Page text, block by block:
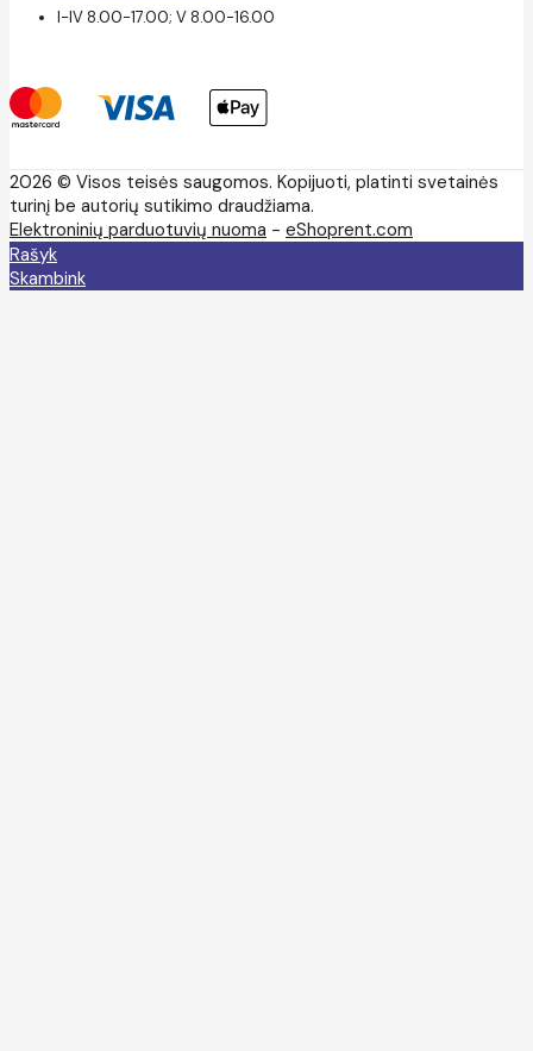
I-IV 8.00-17.00; V 8.00-16.00
2026 © Visos teisės saugomos. Kopijuoti, platinti svetainės
turinį be autorių sutikimo draudžiama.
Elektroninių parduotuvių nuoma - eShoprent.com
Rašyk
Skambink